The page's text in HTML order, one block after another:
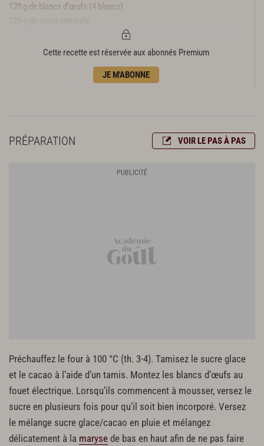
120 g de blancs d’œufs (4 blancs)
Cette recette est réservée aux abonnés Premium
JE M'ABONNE
PRÉPARATION VOIR LE PAS À PAS
Préchauffez le four à 100 °C (th. 3-4). Tamisez le sucre glace
et le cacao à l’aide d’un tamis. Montez les blancs d’œufs au
fouet électrique. Lorsqu’ils commencent à mousser, versez le
sucre en plusieurs fois pour qu’il soit bien incorporé. Versez
le mélange sucre glace/cacao en pluie et mélangez
délicatement à la maryse de bas en haut afin de ne pas faire